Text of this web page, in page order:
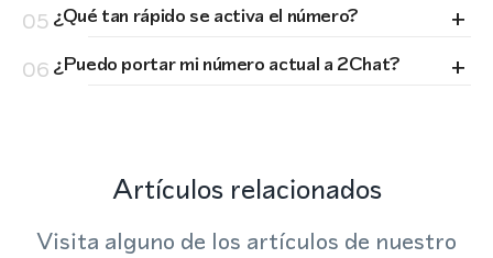
05 ¿Qué tan rápido se activa el número? +
06 ¿Puedo portar mi número actual a 2Chat? +
Artículos relacionados
Visita alguno de los artículos de nuestro